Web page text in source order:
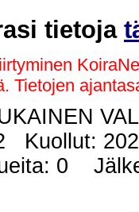
tietoja
Tietojen
Kuollut:
0